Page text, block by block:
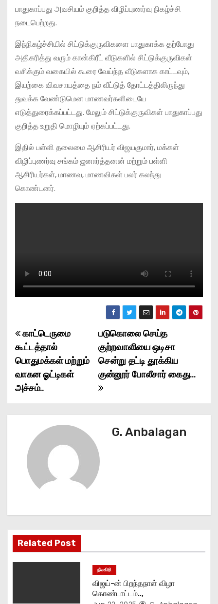
பாதுகாப்பது அவசியம் குறித்த விழிப்புணர்வு நிகழ்ச்சி
நடைபெற்றது.
இந்நிகழ்ச்சியில் சிட்டுக்குருவிகளை பாதுகாக்க தற்போது
அதிகரித்து வரும் கான்கிரீட் வீடுகளில் சிட்டுக்குருவிகள்
வசிக்கும் வகையில் கூரை வேய்ந்த வீடுகளாக காட்டவும்,
இயற்கை விவசாயத்தை நம் வீட்டுத் தோட்டத்திலிருந்து
துவக்க வேண்டுமென மாணவர்களிடையே
எடுத்துரைக்கப்பட்டது. மேலும் சிட்டுக்குருவிகள் பாதுகாப்பது
குறித்த உறுதி மொழியும் ஏற்கப்பட்டது.
இதில் பள்ளி தலைமை ஆசிரியர் விஜயகுமார், மக்கள்
விழிப்புணர்வு சங்கம் ஜனார்த்தனன் மற்றும் பள்ளி
ஆசிரியர்கள், மாணவ, மாணவிகள் பலர் கலந்து
கொண்டனர்.
P
o
s
n
a
t
i
படுகொலை செய்த
குற்றவாளியை ஒடிசா
சென்று தட்டி தூக்கிய
குன்னூர் போலீசார் கைது…
காட்டெருமை
கூட்டத்தால்
பொதுமக்கள் மற்றும்
வாகன ஓட்டிகள்
அச்சம்..
G. Anbalagan
Related Post
நீலகிரி
விஜய்-ன் பிறந்தநாள் விழா
கொண்டாட்டம்..,